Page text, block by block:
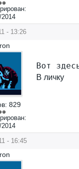
2014
- 13:26
829
2014
Вот
В личку
- 16:45